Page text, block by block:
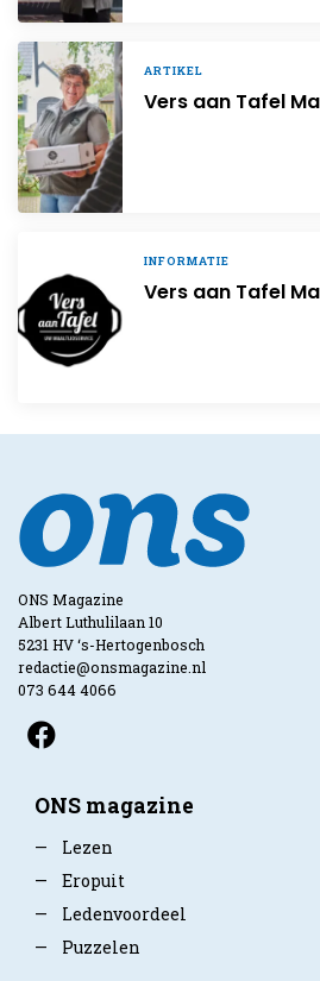
ARTIKEL
Vers aan Tafel
INFORMATIE
Vers aan Tafel
ONS Magazine
Albert Luthulilaan 10
5231 HV ‘s-Hertogenbosch
redactie@onsmagazine.nl
073 644 4066
ONS magazine
—
Lezen
—
Eropuit
—
Ledenvoordeel
—
Puzzelen